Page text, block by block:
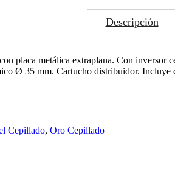
Descripción
placa metálica extraplana. Con
Ø 35 mm. Cartucho distribuidor.
Cepillado, Oro Cepillado